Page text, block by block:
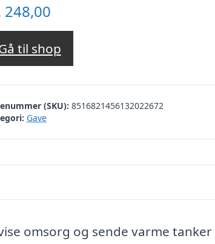
248,00
til shop
(SKU): 8516821456132022672
Gave
vise omsorg og sende varme